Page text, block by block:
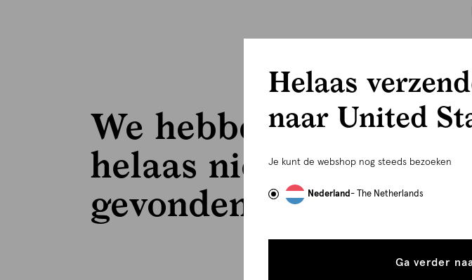
We hebben
helaas niets
gevonden..
Helaas
naar United
Je kunt de webshop nog steeds bezoeken
Nederland- The Netherlands
Ga verder